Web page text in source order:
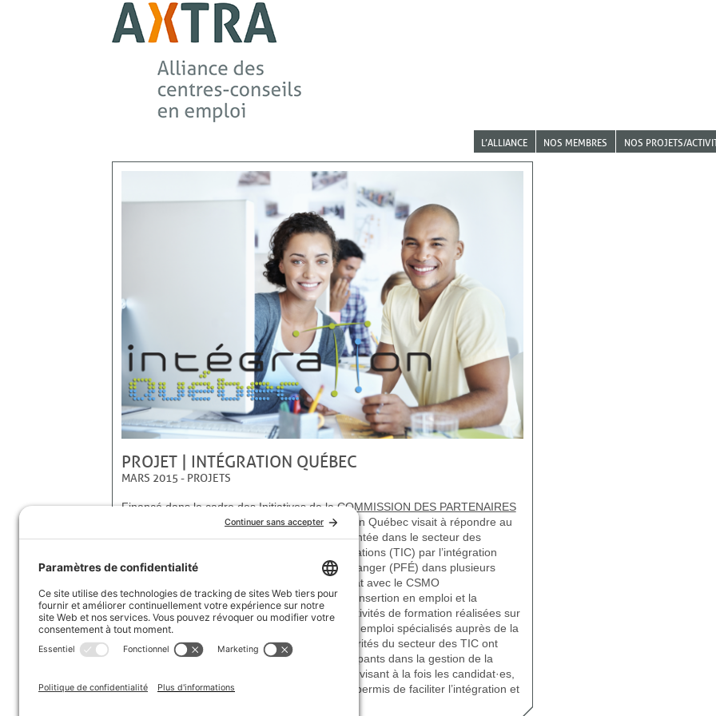
L’ALLIANCE NOS MEMBRES NOS PROJETS/
PROJET | INTÉGRATION QUÉBEC
MARS 2015 - PROJETS
Financé dans le cadre des Initiatives de laCOMMISSION DES PARTENAIRES
DU MARCHÉ DU TRAVAIL, le projet IntégraTIon Québec visait à répondre au
défi de la rareté d’une main-d’œuvre expérimentée dans le secteur des
technologies de l’information et des communications (TIC) par l’intégration
accélérée de professionnel·les formé·es à l’étranger (PFÉ) dans plusieurs
entreprises québécoises. Réalisé en partenariat avec le CSMO
TECHNOCOMPÉTENCES, le projet a permis l’insertion en emploi et la
formation de 132 PFÉ, pour un total de 523 activités de formation réalisées sur
une période de 2 ans. Des centres-conseils en emploi spécialisés auprès de la
clientèle immigrante et formés sur les particularités du secteur des TIC ont
également accompagné les employeurs participants dans la gestion de la
diversité culturelle en entreprise. Ces activités, visant à la fois les candidat·es,
les gestionnaires et les équipes de travail, ont permis de faciliter l’intégration et